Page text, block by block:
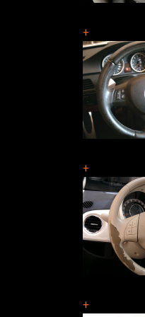
+
+
+